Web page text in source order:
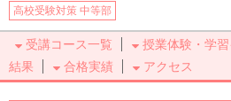
高校受験対策 中等部
受講コース一覧 授業体験・学習
結果
合格実績 アクセス